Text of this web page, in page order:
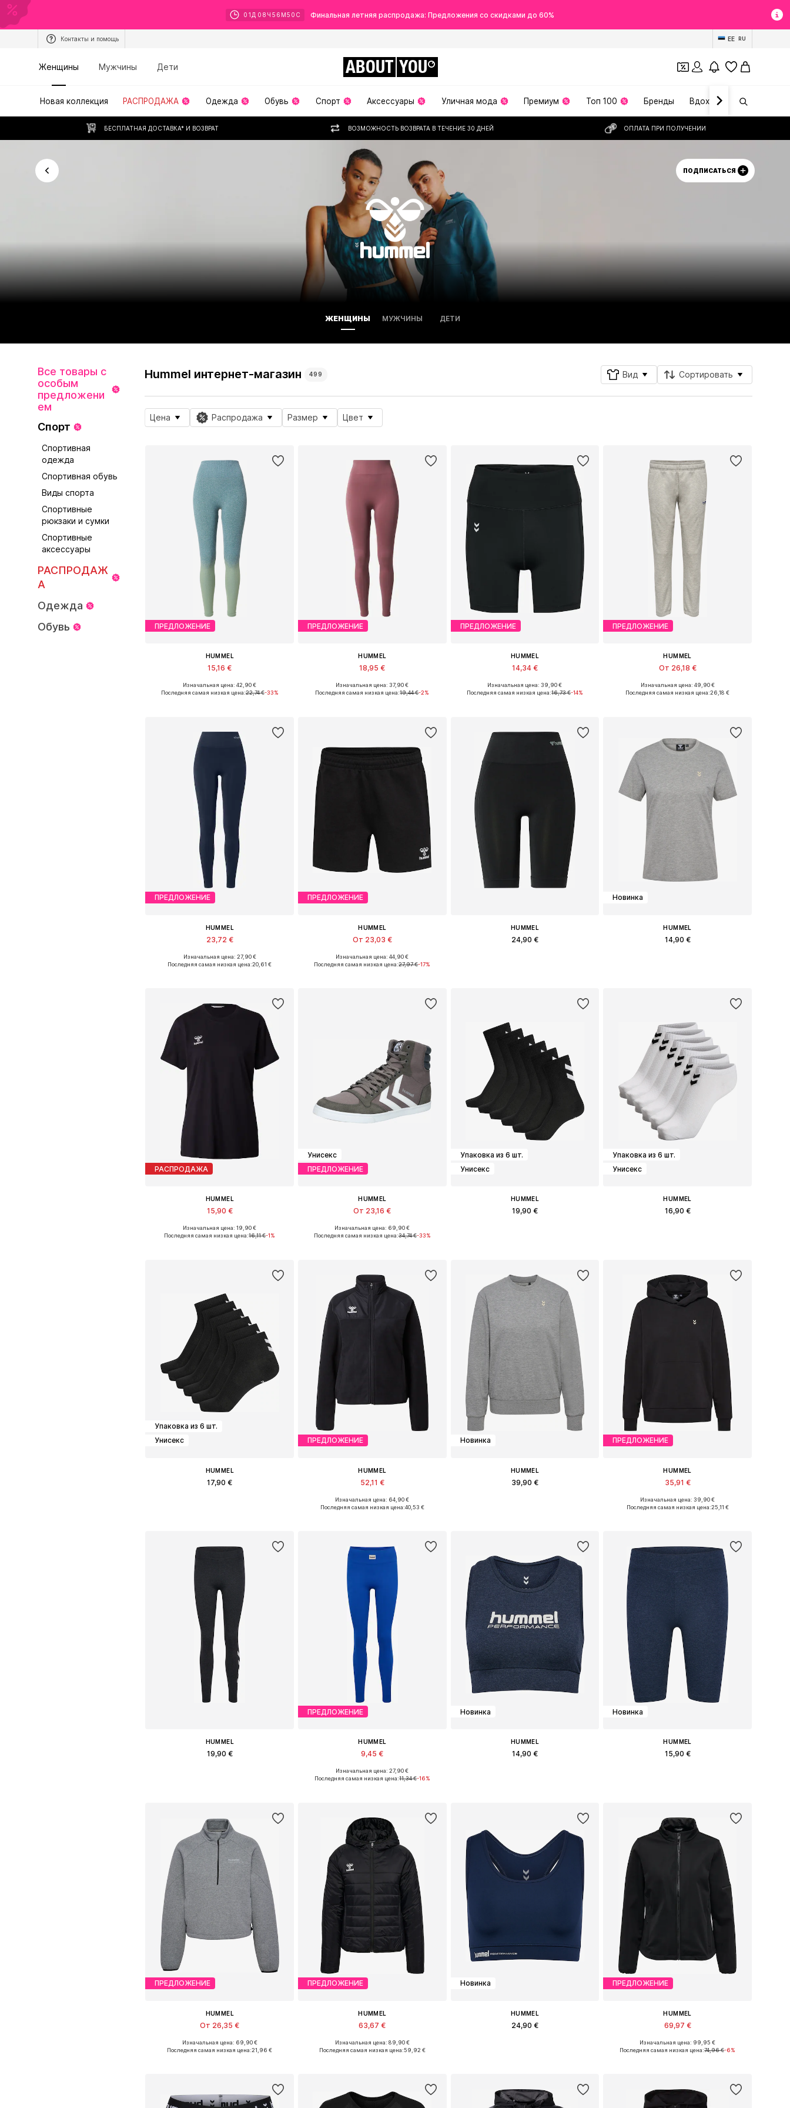
01 Д 08 Ч 56 М48 С Финальная летняя распродажа: Предложения со скидками до 60%
Контакты и помощь EE RU
Женщины Мужчины Дети ABOUT YOU
Новая коллекция РАСПРОДАЖА Одежда Обувь Спорт Аксессуары Уличная мода Премиум Топ 100 Бренды Вдохновение
БЕСПЛАТНАЯ ДОСТАВКА* И ВОЗВРАТ ВОЗМОЖНОСТЬ ВОЗВРАТА В ТЕЧЕНИЕ 30 ДНЕЙ ОПЛАТА ПРИ ПОЛУЧЕНИИ
ПОДПИСАТЬСЯ
ЖЕНЩИНЫ МУЖЧИНЫ ДЕТИ
Все товары с
особым
предложени
ем
Спорт
Спортивная
одежда
Спортивная обувь
Виды спорта
Спортивные
рюкзаки и сумки
Спортивные
аксессуары
РАСПРОДАЖ
А
Одежда
Обувь
Hummel интернет-магазин 499 Вид Сортировать
Цена Распродажа Размер Цвет
ПРЕДЛОЖЕНИЕ
HUMMEL
15,16 €
Доступные размеры: S, M
Изначальная цена: 42,90 €
Последняя самая низкая цена:22,74 €-33%
ПРЕДЛОЖЕНИЕ
HUMMEL
18,95 €
Доступные размеры: S, M
Изначальная цена: 37,90 €
Последняя самая низкая цена:19,44 €-2%
ПРЕДЛОЖЕНИЕ
HUMMEL
14,34 €
Доступные размеры: XS, S, M, L
Изначальная цена: 39,90 €
Последняя самая низкая цена:16,73 €-14%
ПРЕДЛОЖЕНИЕ
HUMMEL
От 26,18 €
Доступные размеры: XS, S, M, L
Изначальная цена: 49,90 €
Последняя самая низкая цена:26,18 €
ПРЕДЛОЖЕНИЕ
HUMMEL
23,72 €
+ 2
Доступные размеры: XS, S, M, L, XL
Изначальная цена: 27,90 €
Последняя самая низкая цена:20,61 €
ПРЕДЛОЖЕНИЕ
HUMMEL
От 23,03 €
Доступные размеры: XS, S, M, XL
Изначальная цена: 44,90 €
Последняя самая низкая цена:27,97 €-17%
HUMMEL
24,90 €
Новинка
HUMMEL
14,90 €
РАСПРОДАЖА
HUMMEL
15,90 €
Доступные размеры: S, M, L, XL
Изначальная цена: 19,90 €
Последняя самая низкая цена:16,11 €-1%
Унисекс
ПРЕДЛОЖЕНИЕ
HUMMEL
От 23,16 €
+7
Доступно множество размеров
Изначальная цена: 69,90 €
Последняя самая низкая цена:34,74 €-33%
Упаковка из 6 шт.
Унисекс
HUMMEL
19,90 €
Упаковка из 6 шт.
Унисекс
HUMMEL
16,90 €
Упаковка из 6 шт.
Унисекс
HUMMEL
17,90 €
ПРЕДЛОЖЕНИЕ
HUMMEL
52,11 €
Доступные размеры: XS, S, M, L, XL
Изначальная цена: 64,90 €
Последняя самая низкая цена:40,53 €
Новинка
HUMMEL
39,90 €
ПРЕДЛОЖЕНИЕ
HUMMEL
35,91 €
Доступные размеры: XS, S, M, L, XL
Изначальная цена: 39,90 €
Последняя самая низкая цена:25,11 €
HUMMEL
19,90 €
ПРЕДЛОЖЕНИЕ
HUMMEL
9,45 €
Доступные размеры: S, M
Изначальная цена: 27,90 €
Последняя самая низкая цена:11,34 €-16%
Новинка
HUMMEL
14,90 €
Новинка
HUMMEL
15,90 €
ПРЕДЛОЖЕНИЕ
HUMMEL
От 26,35 €
Доступные размеры: XS, S, M, L, XL
Изначальная цена: 69,90 €
Последняя самая низкая цена:21,96 €
ПРЕДЛОЖЕНИЕ
HUMMEL
63,67 €
Доступные размеры: XS, S, M, L, XL
Изначальная цена: 89,90 €
Последняя самая низкая цена:59,92 €
Новинка
HUMMEL
24,90 €
ПРЕДЛОЖЕНИЕ
HUMMEL
69,97 €
Доступные размеры: XS, S, M, L
Изначальная цена: 99,95 €
Последняя самая низкая цена:74,96 €-6%